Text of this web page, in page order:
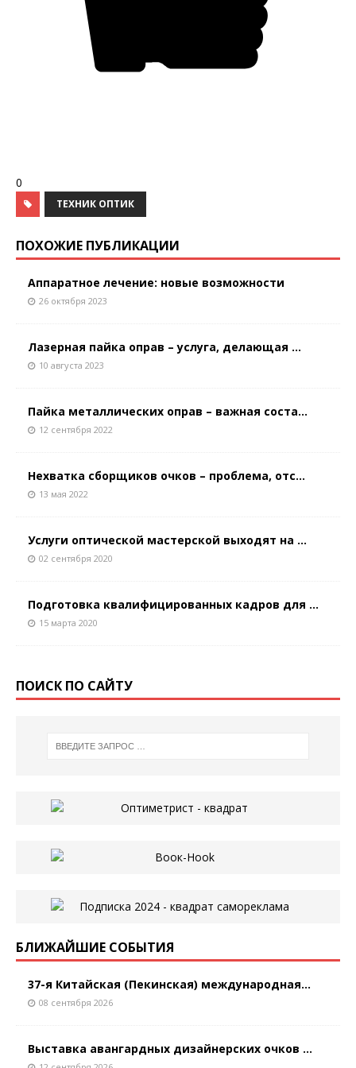
0
ТЕХНИК ОПТИК
ПОХОЖИЕ ПУБЛИКАЦИИ
Аппаратное лечение: новые возможности
26 октября 2023
Лазерная пайка оправ – услуга, делающая ...
10 августа 2023
Пайка металлических оправ – важная соста...
12 сентября 2022
Нехватка сборщиков очков – проблема, отс...
13 мая 2022
Услуги оптической мастерской выходят на ...
02 сентября 2020
Подготовка квалифицированных кадров для ...
15 марта 2020
ПОИСК ПО САЙТУ
БЛИЖАЙШИЕ СОБЫТИЯ
37-я Китайская (Пекинская) международная...
08 сентября 2026
Выставка авангардных дизайнерских очков ...